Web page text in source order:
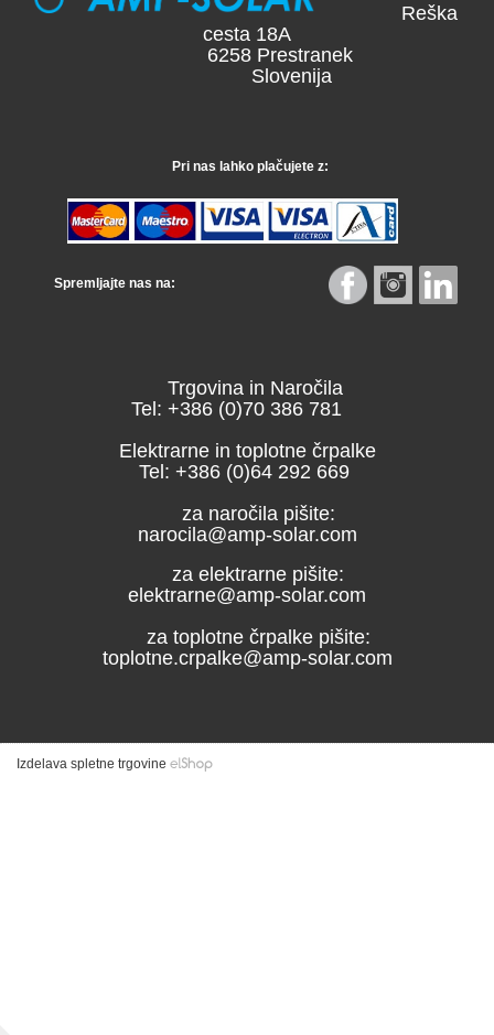
Reška
cesta 18A
6258 Prestranek
Slovenija
Pri nas lahko plačujete z:
Spremljajte nas na:
Trgovina in Naročila
Tel: +386 (0)70 386 781
Elektrarne in toplotne črpalke
Tel: +386 (0)64 292 669
za naročila pišite:
narocila@amp-solar.com
za elektrarne pišite:
elektrarne@amp-solar.com
za toplotne črpalke pišite:
toplotne.crpalke@amp-solar.com
Izdelava spletne trgovine